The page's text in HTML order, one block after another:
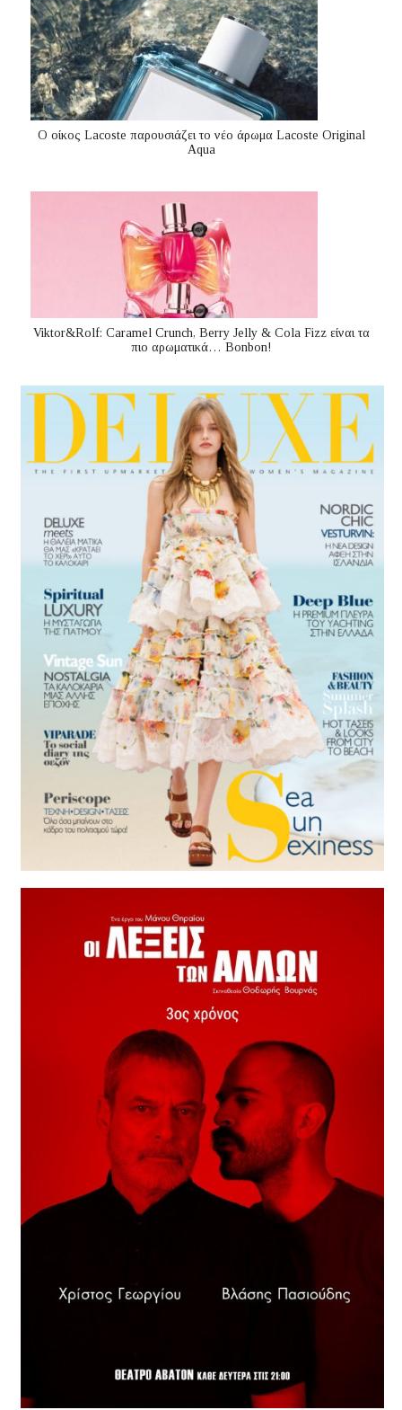
Ο οίκος Lacoste παρουσιάζει το νέο άρωμα Lacoste Original
Aqua
Viktor&Rolf: Caramel Crunch, Berry Jelly & Cola Fizz είναι τα
πιο αρωματικά… Bonbon!